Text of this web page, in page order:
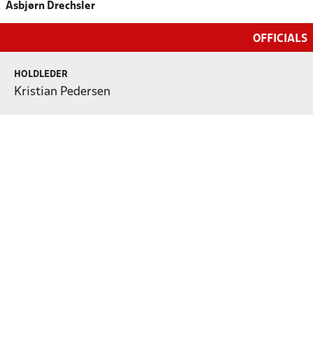
Asbjørn Drechsler
OFFICIALS
HOLDLEDER
Kristian Pedersen